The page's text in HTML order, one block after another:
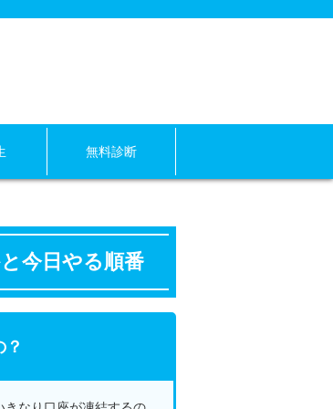
無料診断
今日やる順番